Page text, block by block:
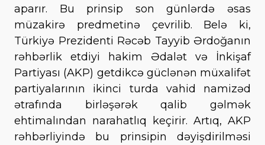
aparır. Bu prinsip son günlərdə əsas
müzakirə predmetinə çevrilib. Belə ki,
Türkiyə Prezidenti Rəcəb Tayyib Ərdoğanın
rəhbərlik etdiyi hakim Ədalət və İnkişaf
Partiyası (AKP) getdikcə güclənən müxalifət
partiyalarının ikinci turda vahid namizəd
ətrafında birləşərək qalib gəlmək
ehtimalından narahatlıq keçirir. Artıq, AKP
rəhbərliyində bu prinsipin dəyişdirilməsi